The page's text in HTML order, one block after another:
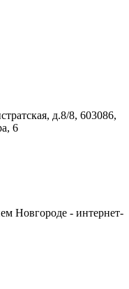
д.8/8, 603086,
6
Новгороде - интернет-